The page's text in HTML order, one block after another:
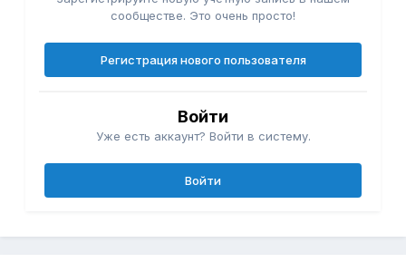
сообществе. Это очень просто!
Регистрация нового пользователя
Войти
Уже есть аккаунт? Войти в систему.
Войти